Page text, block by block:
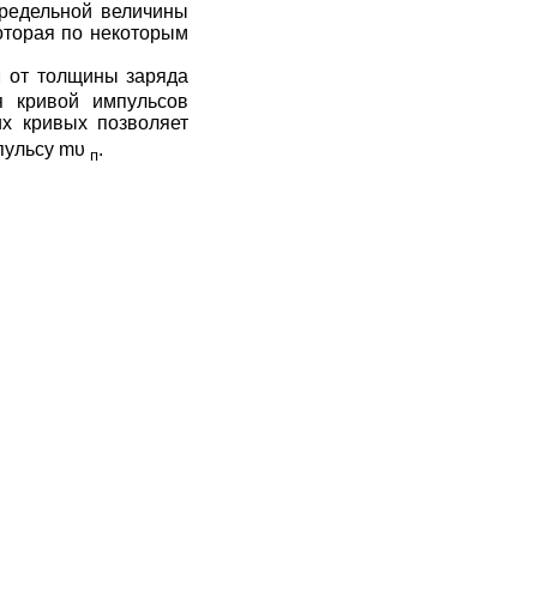
величины
по некоторым
от толщины заряда
импульсов
кривых позволяет
mυ п.